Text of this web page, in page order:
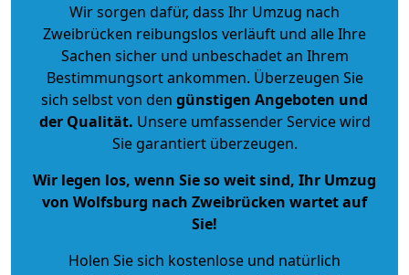
Wir sorgen dafür, dass Ihr Umzug nach
Zweibrücken reibungslos verläuft und alle Ihre
Sachen sicher und unbeschadet an Ihrem
Bestimmungsort ankommen. Überzeugen Sie
sich selbst von den günstigen Angeboten und
der Qualität. Unsere umfassender Service wird
Sie garantiert überzeugen.
Wir legen los, wenn Sie so weit sind, Ihr Umzug
von Wolfsburg nach Zweibrücken wartet auf
Sie!
Holen Sie sich kostenlose und natürlich